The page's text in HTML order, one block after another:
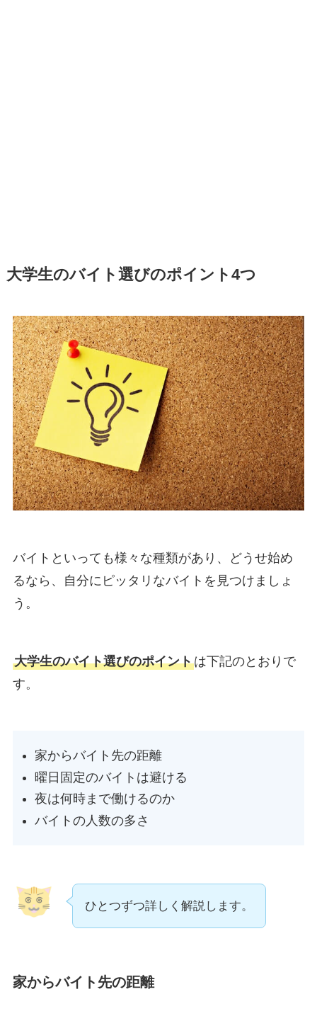
大学生のバイト選びのポイント4つ
バイトといっても様々な種類があり、どうせ始め
るなら、自分にピッタリなバイトを見つけましょ
う。
大学生のバイト選びのポイントは下記のとおりで
す。
家からバイト先の距離
曜日固定のバイトは避ける
夜は何時まで働けるのか
バイトの人数の多さ
ひとつずつ詳しく解説します。
家からバイト先の距離